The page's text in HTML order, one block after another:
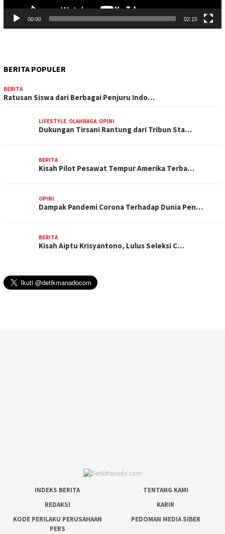
00:00 02:15
BERITA POPULER
BERITA
Ratusan Siswa dari Berbagai Penjuru Indo…
LIFESTYLE, OLAHRAGA, OPINI
Dukungan Tirsani Rantung dari Tribun Sta…
BERITA
Kisah Pilot Pesawat Tempur Amerika Terba…
OPINI
Dampak Pandemi Corona Terhadap Dunia Pen…
BERITA
Kisah Aiptu Krisyantono, Lulus Seleksi C…
INDEKS BERITA
TENTANG KAMI
REDAKSI
KARIR
KODE PERILAKU PERUSAHAAN
PERS
PEDOMAN MEDIA SIBER